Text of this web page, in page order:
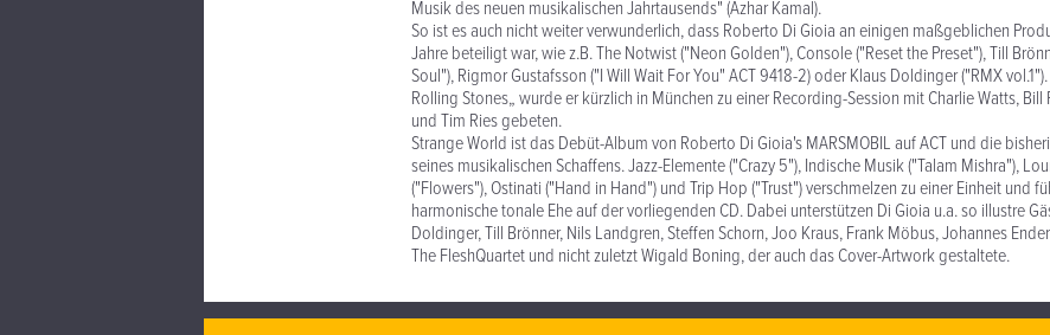
Musik des neuen musikalischen Jahrtausends" (Azhar Kamal).
So ist es auch nicht weiter verwunderlich, dass Roberto Di Gioia an einigen maßgeblichen
Jahre beteiligt war, wie z.B. The Notwist ("Neon Golden"), Console ("Reset the Preset"), Till
Soul"), Rigmor Gustafsson ("I Will Wait For You" ACT 9418-2) oder Klaus Doldinger ("RMX
Rolling Stones„ wurde er kürzlich in München zu einer Recording-Session mit Charlie Watts, Bill
und Tim Ries gebeten.
Strange World ist das Debüt-Album von Roberto Di Gioia's MARSMOBIL auf ACT und die
seines musikalischen Schaffens. Jazz-Elemente ("Crazy 5"), Indische Musik ("Talam Mishra"),
("Flowers"), Ostinati ("Hand in Hand") und Trip Hop ("Trust") verschmelzen zu einer Einheit und
harmonische tonale Ehe auf der vorliegenden CD. Dabei unterstützen Di Gioia u.a. so illustre
Doldinger, Till Brönner, Nils Landgren, Steffen Schorn, Joo Kraus, Frank Möbus, Johannes
The FleshQuartet und nicht zuletzt Wigald Boning, der auch das Cover-Artwork gestaltete.